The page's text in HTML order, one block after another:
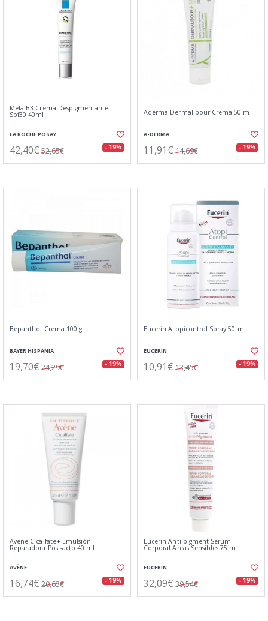
Mela B3 Crema Despigmentante
Spf30 40ml
LA ROCHE POSAY
42,40€ 52,65€ - 19%
Aderma Dermalibour Crema 50 ml
A-DERMA
11,91€ 14,69€ - 19%
Bepanthol Crema 100 g
BAYER HISPANIA
19,70€ 24,29€ - 19%
Eucerin Atopicontrol Spray 50 ml
EUCERIN
10,91€ 13,45€ - 19%
Avène Cicalfate+ Emulsión
Reparadora Post-acto 40 ml
AVÈNE
16,74€ 20,63€ - 19%
Eucerin Anti-pigment Serum
Corporal Areas Sensibles 75 ml
EUCERIN
32,09€ 39,54€ - 19%